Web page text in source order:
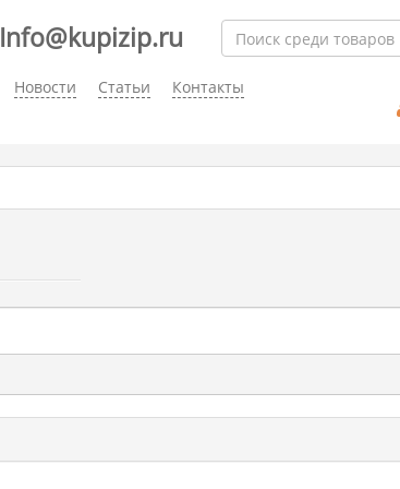
Новости Статьи Контакты
Info@kupizip.ru